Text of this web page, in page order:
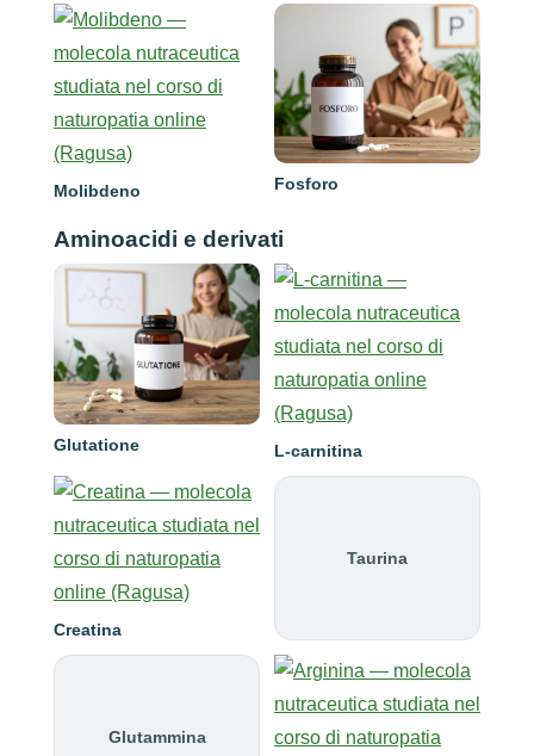
Molibdeno Fosforo
Aminoacidi e derivati
Glutatione L-carnitina
Creatina
Taurina
Glutammina